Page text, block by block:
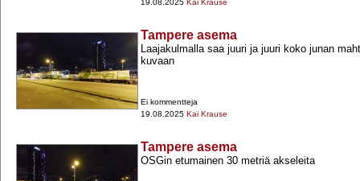
19.08.2025 Kai Krause
Tampere asema
Laajakulmalla saa juuri ja juuri koko junan
kuvaan
Ei kommentteja
19.08.2025 Kai Krause
Tampere asema
OSGin etumainen 30 metriä akseleita